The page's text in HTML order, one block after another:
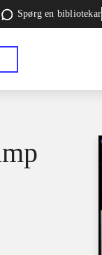
Spørg en bibliotekar